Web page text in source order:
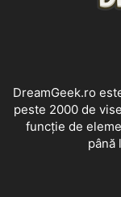
DreamGeek.ro
peste 2000 de
funcție de
până